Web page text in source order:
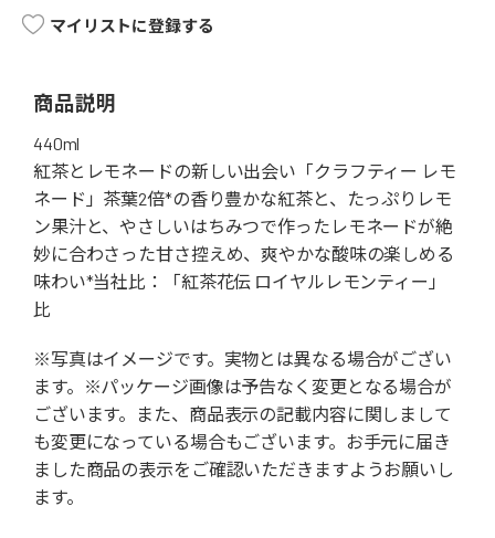
マイリストに登録する
商品説明
440ml
紅茶とレモネードの新しい出会い「クラフティー レモ
ネード」茶葉2倍*の香り豊かな紅茶と、たっぷりレモ
ン果汁と、やさしいはちみつで作ったレモネードが絶
妙に合わさった甘さ控えめ、爽やかな酸味の楽しめる
味わい*当社比：「紅茶花伝 ロイヤルレモンティー」
比
※写真はイメージです。実物とは異なる場合がござい
ます。※パッケージ画像は予告なく変更となる場合が
ございます。また、商品表示の記載内容に関しまして
も変更になっている場合もございます。お手元に届き
ました商品の表示をご確認いただきますようお願いし
ます。